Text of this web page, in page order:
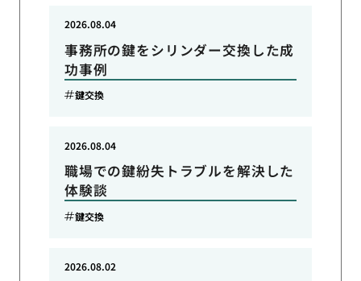
事務所の鍵をシリンダー交換した成
功事例
2026.08.04
鍵交換
職場での鍵紛失トラブルを解決した
体験談
2026.08.04
鍵交換
2026.08.02